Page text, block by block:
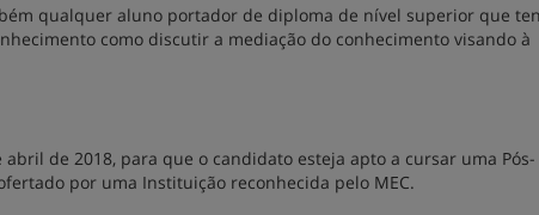
qualquer aluno portador de diploma de nível superior que
como discutir a mediação do conhecimento visando à
abril de 2018, para que o candidato esteja apto a cursar uma Pós-
por uma Instituição reconhecida pelo MEC.